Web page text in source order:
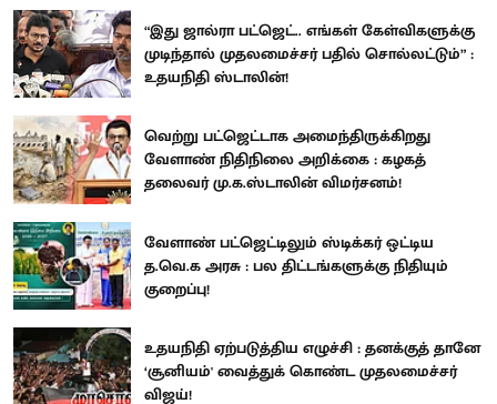
“இது ஜால்ரா பட்ஜெட்.. எங்கள் கேள்விகளுக்கு
முடிந்தால் முதலமைச்சர் பதில் சொல்லட்டும்” :
உதயநிதி ஸ்டாலின்!
வெற்று பட்ஜெட்டாக அமைந்திருக்கிறது
வேளாண் நிதிநிலை அறிக்கை : கழகத்
தலைவர் மு.க.ஸ்டாலின் விமர்சனம்!
வேளாண் பட்ஜெட்டிலும் ஸ்டிக்கர் ஒட்டிய
த.வெ.க அரசு : பல திட்டங்களுக்கு நிதியும்
குறைப்பு!
உதயநிதி ஏற்படுத்திய எழுச்சி : தனக்குத் தானே
‘சூனியம்' வைத்துக் கொண்ட முதலமைச்சர்
விஜய்!